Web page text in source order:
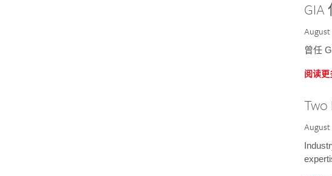
August
曾任
阅读更
Two
August